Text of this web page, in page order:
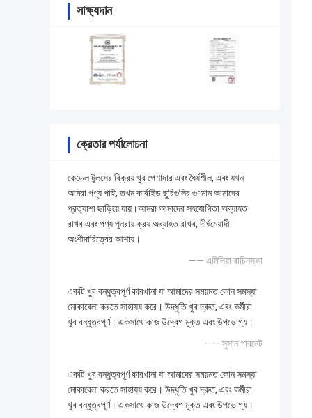
সাক্ষ্যদান
ক্রেতার পর্যালোচনা
কেডেল টুলসের বিক্রয় খুব পেশাদার এবং ধৈর্যশীল, এবং যখন
আমরা পণ্য পাই, তখন কার্বাইড ছুরিগুলির গুণমান আমাদের
প্রত্যাশা ছাড়িয়ে যায়।আমরা আমাদের সহযোগিতা অব্যাহত
রাখব এবং পণ্য পুনরায় ক্রয় অব্যাহত রাখব, দীর্ঘমেয়াদী
অংশীদারিত্বের আশায়।
—— এমিলিয়া বাচিনস্কা
একটি খুব বন্ধুত্বপূর্ণ কারখানা যা আমাদের সময়মত কোন সমস্যা
মোকাবেলা করতে সাহায্য করে। উদ্ধৃতি খুব দ্রুত, এবং কর্মীরা
খুব বন্ধুত্বপূর্ণ। একসাথে কাজ উদ্বেগ মুক্ত এবং উপভোগ্য।
—— সুসান গারনেট
একটি খুব বন্ধুত্বপূর্ণ কারখানা যা আমাদের সময়মত কোন সমস্যা
মোকাবেলা করতে সাহায্য করে। উদ্ধৃতি খুব দ্রুত, এবং কর্মীরা
খুব বন্ধুত্বপূর্ণ। একসাথে কাজ উদ্বেগ মুক্ত এবং উপভোগ্য।